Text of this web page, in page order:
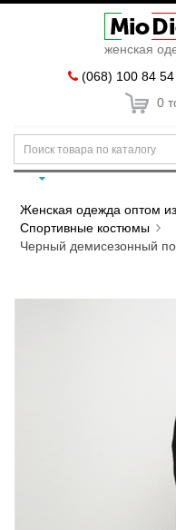
женская
(068) 100 84 54
0
Женская одежда оптом
Спортивные костюмы
Черный демисезонный